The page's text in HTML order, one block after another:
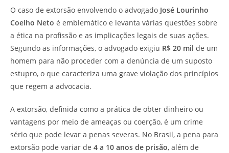
O caso de extorsão envolvendo o advogado José Lourinho
Coelho Neto é emblemático e levanta várias questões sobre
a ética na profissão e as implicações legais de suas ações.
Segundo as informações, o advogado exigiu R$ 20 mil de um
homem para não proceder com a denúncia de um suposto
estupro, o que caracteriza uma grave violação dos princípios
que regem a advocacia.
A extorsão, definida como a prática de obter dinheiro ou
vantagens por meio de ameaças ou coerção, é um crime
sério que pode levar a penas severas. No Brasil, a pena para
extorsão pode variar de 4 a 10 anos de prisão, além de